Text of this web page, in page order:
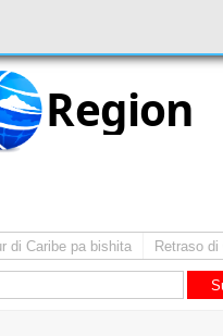
Region
Caribe pa bishita Retraso di